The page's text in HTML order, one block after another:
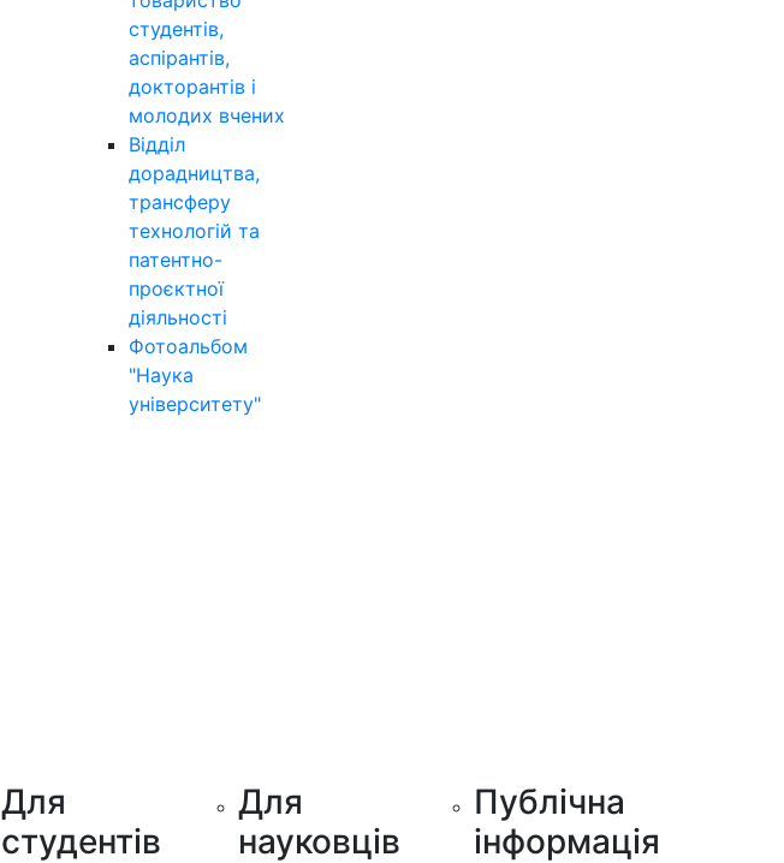
студентів,
аспірантів,
докторантів і
молодих вчених
Відділ
дорадництва,
трансферу
технологій та
патентно-
проєктної
діяльності
Фотоальбом
"Наука
університету"
Для
студентів
Для
науковців
Публічна
інформація